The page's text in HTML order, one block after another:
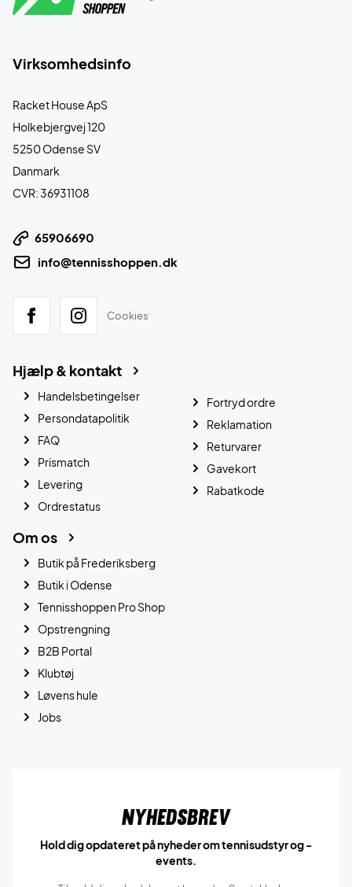
Virksomhedsinfo
Racket House ApS
Holkebjergvej 120
5250 Odense SV
Danmark
CVR: 36931108
65906690
info@tennisshoppen.dk
Cookies
Hjælp & kontakt
Handelsbetingelser
Persondatapolitik
FAQ
Prismatch
Levering
Ordrestatus
Fortryd ordre
Reklamation
Returvarer
Gavekort
Rabatkode
Om os
Butik på Frederiksberg
Butik i Odense
Tennisshoppen Pro Shop
Opstrengning
B2B Portal
Klubtøj
Løvens hule
Jobs
Nyhedsbrev
Hold dig opdateret på nyheder om tennisudstyr og -
events.